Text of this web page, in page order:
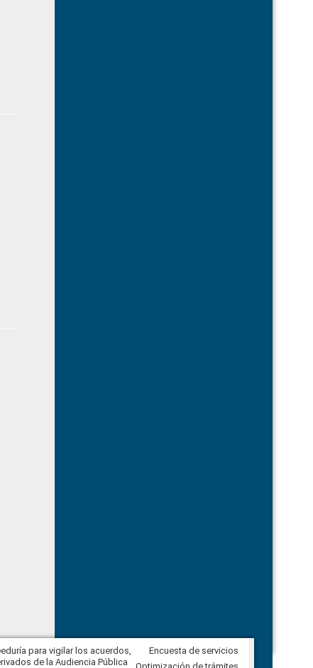
para vigilar los acuerdos,
de la Audiencia Pública
CPCCS convoca a Veeduría
Ciudadana para vigilar el concurso
Encuesta de servicios